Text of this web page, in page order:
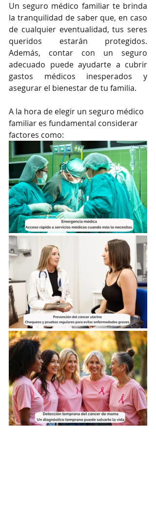
Un seguro médico familiar te brinda
la tranquilidad de saber que, en caso
de cualquier eventualidad, tus seres
queridos estarán protegidos.
Además, contar con un seguro
adecuado puede ayudarte a cubrir
gastos médicos inesperados y
asegurar el bienestar de tu familia.
A la hora de elegir un seguro médico
familiar es fundamental considerar
factores como: